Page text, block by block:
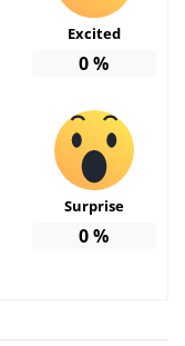
Excited
0%
Surprise
0%